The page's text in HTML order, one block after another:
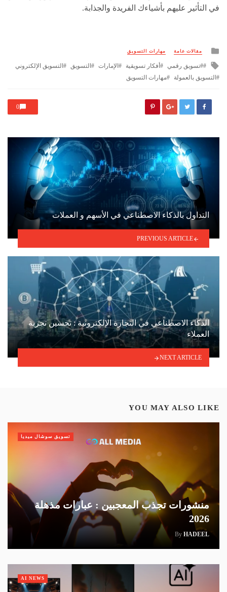
في التأثير عليهم بأشياءك الفريدة والجذابة.
Posted
مقالات عامة مهارات التسويق
Tagged
#تسويق رقمي أفكار تسويقية الإمارات التسويق
التسويق الإلكتروني
التسويق بالعمولة
مهارات التسويق
0
التداول بالذكاء الاصطناعي في الأسهم و العملات
PREVIOUS ARTICLE
الذكاء الاصطناعي في التجارة الإلكترونية : تحسين تجربة
العملاء
NEXT ARTICLE
YOU MAY ALSO LIKE
منشورات تجذب المعجبين : عبارات مذهلة
2026
By HADEEL
تسويق سوشال ميديا
AI NEWS